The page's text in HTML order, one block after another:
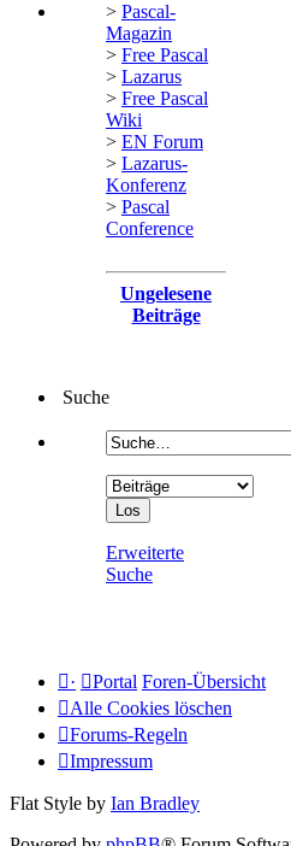
> Pascal-
Magazin
> Free Pascal
> Lazarus
> Free Pascal
Wiki
> EN Forum
> Lazarus-
Konferenz
> Pascal
Conference
Ungelesene
Beiträge
Suche
Erweiterte
Suche
· Portal Foren-Übersicht
Alle Cookies löschen
Forums-Regeln
Impressum
Flat Style by Ian Bradley